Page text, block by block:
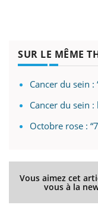
SUR LE MÊME
Cancer du sein
Cancer du sein
Octobre rose :
Vous aimez cet
vous à la